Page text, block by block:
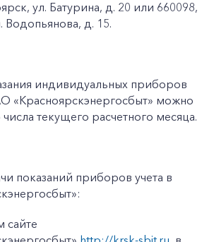
ул. Батурина, д. 20 или 660098,
Водопьянова, д. 15.
индивидуальных приборов
«Красноярскэнергосбыт» можно
текущего расчетного месяца.
показаний приборов учета в
сайте